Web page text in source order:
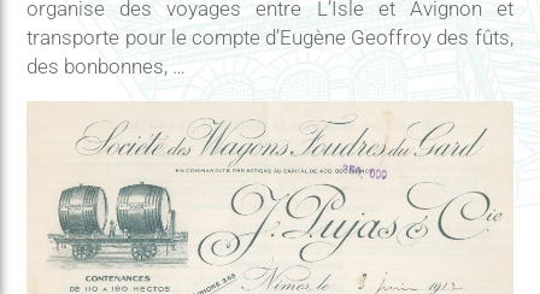
organise des voyages entre L’Isle et Avignon et
transporte pour le compte d’Eugène Geoffroy des fûts,
des bonbonnes, …